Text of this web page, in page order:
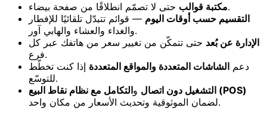
مكتبة قوالبحتى لا تصمّم انطلاقًا من صفحة بيضاء.
التقسيم حسب أوقات اليوم — قوائم تتبدّل تلقائيًا للإفطار
والغداء والعشاء والهابي آور.
الإدارة عن بُعد حتى تتمكّن من تغيير سعر من هاتفك عبر كل
فرع.
دعم الشاشات المتعددة والمواقع المتعددة إذا كنت تخطّط
للتوسّع.
التشغيل دون اتصال و
التكامل مع نظام نقاط البيع (POS)
لضمان الموثوقية وتحديث الأسعار من مكان واحد.